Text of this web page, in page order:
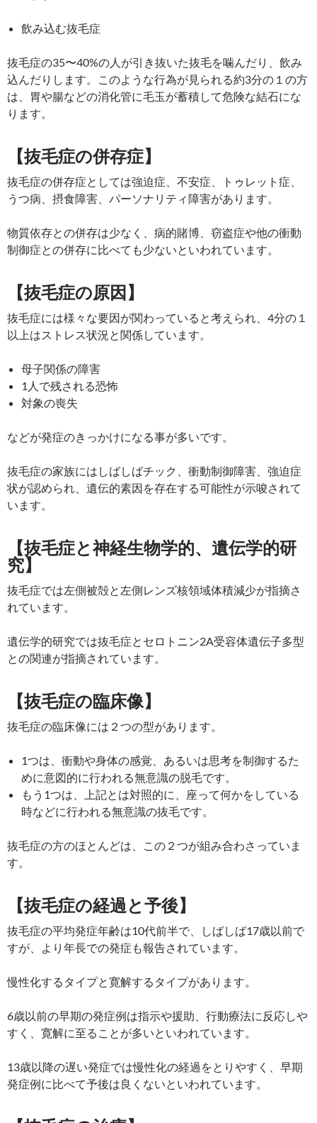
飲み込む抜毛症
抜毛症の35〜40%の人が引き抜いた抜毛を噛んだり、飲み
込んだりします。このような行為が見られる約3分の１の方
は、胃や腸などの消化管に毛玉が蓄積して危険な結石にな
ります。
【抜毛症の併存症】
抜毛症の併存症としては強迫症、不安症、トゥレット症、
うつ病、摂食障害、パーソナリティ障害があります。
物質依存との併存は少なく、病的賭博、窃盗症や他の衝動
制御症との併存に比べても少ないといわれています。
【抜毛症の原因】
抜毛症には様々な要因が関わっていると考えられ、4分の１
以上はストレス状況と関係しています。
母子関係の障害
1人で残される恐怖
対象の喪失
などが発症のきっかけになる事が多いです。
抜毛症の家族にはしばしばチック、衝動制御障害、強迫症
状が認められ、遺伝的素因を存在する可能性が示唆されて
います。
【抜毛症と神経生物学的、遺伝学的研
究】
抜毛症では左側被殻と左側レンズ核領域体積減少が指摘さ
れています。
遺伝学的研究では抜毛症とセロトニン2A受容体遺伝子多型
との関連が指摘されています。
【抜毛症の臨床像】
抜毛症の臨床像には２つの型があります。
1つは、衝動や身体の感覚、あるいは思考を制御するた
めに意図的に行われる無意識の脱毛です。
もう1つは、上記とは対照的に、座って何かをしている
時などに行われる無意識の抜毛です。
抜毛症の方のほとんどは、この２つが組み合わさっていま
す。
【抜毛症の経過と予後】
抜毛症の平均発症年齢は10代前半で、しばしば17歳以前で
すが、より年長での発症も報告されています。
慢性化するタイプと寛解するタイプがあります。
6歳以前の早期の発症例は指示や援助、行動療法に反応しや
すく、寛解に至ることが多いといわれています。
13歳以降の遅い発症では慢性化の経過をとりやすく、早期
発症例に比べて予後は良くないといわれています。